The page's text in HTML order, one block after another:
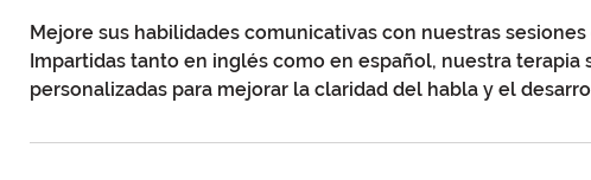
Mejore sus habilidades comunicativas con nuestras
Impartidas tanto en inglés como en español, nuestra terapia
personalizadas para mejorar la claridad del habla y el